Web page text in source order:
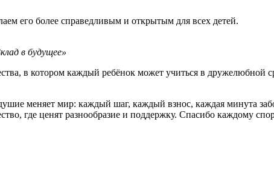
его более справедливым и открытым для всех детей.
в будущее»
в котором каждый ребёнок может учиться в дружелюбной
меняет мир: каждый шаг, каждый взнос, каждая минута
где ценят разнообразие и поддержку. Спасибо каждому